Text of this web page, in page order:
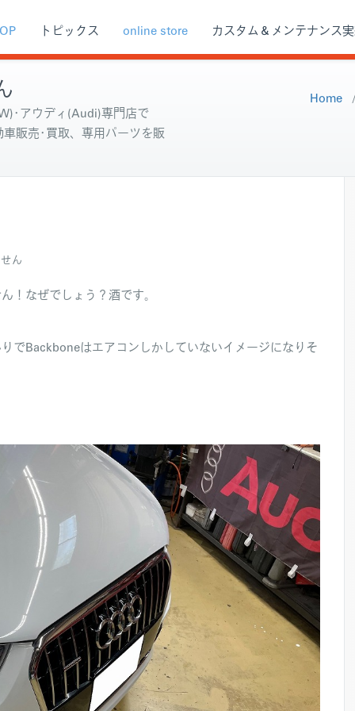
トピックス online store カスタム＆メンテナンス
･アウディ(Audi)専門店で
販売･買取、専用パーツを販
Home
ん
！なぜでしょう？酒です。
でBackboneはエアコンしかしていないイメージになりそ